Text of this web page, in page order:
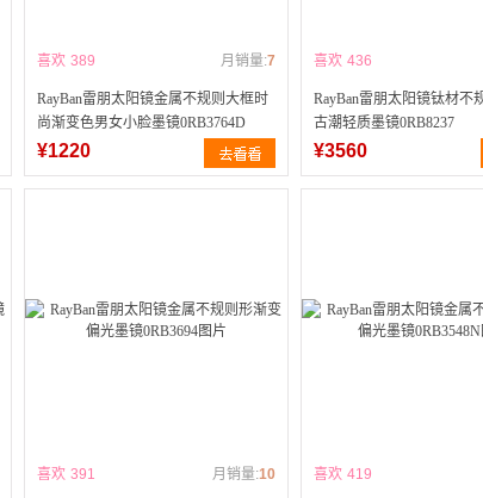
喜欢 389 月销量:7
RayBan雷朋太阳镜金属不规则大框时
尚渐变色男女小脸墨镜0RB3764D
¥1220
喜欢 436
RayBan雷朋太阳镜钛材不
古潮轻质墨镜0RB8237
¥3560
喜欢 391 月销量:10 喜欢 419